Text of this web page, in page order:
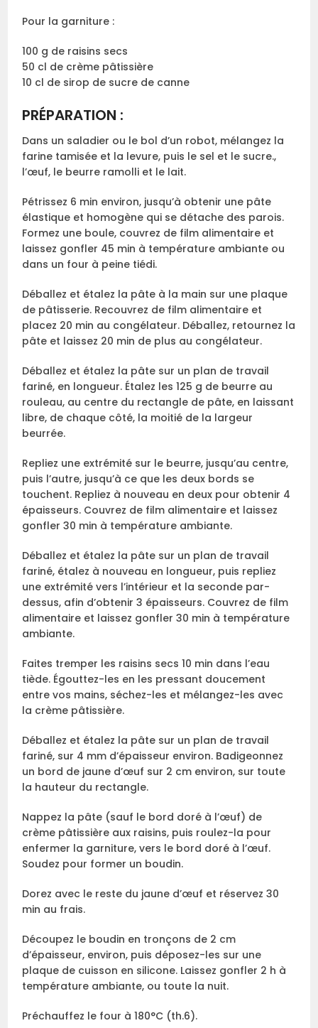
Pour la garniture :
100 g de raisins secs
50 cl de crème pâtissière
10 cl de sirop de sucre de canne
PRÉPARATION :
Dans un saladier ou le bol d’un robot, mélangez la
farine tamisée et la levure, puis le sel et le sucre.,
l’œuf, le beurre ramolli et le lait.
Pétrissez 6 min environ, jusqu’à obtenir une pâte
élastique et homogène qui se détache des parois.
Formez une boule, couvrez de film alimentaire et
laissez gonfler 45 min à température ambiante ou
dans un four à peine tiédi.
Déballez et étalez la pâte à la main sur une plaque
de pâtisserie. Recouvrez de film alimentaire et
placez 20 min au congélateur. Déballez, retournez la
pâte et laissez 20 min de plus au congélateur.
Déballez et étalez la pâte sur un plan de travail
fariné, en longueur. Étalez les 125 g de beurre au
rouleau, au centre du rectangle de pâte, en laissant
libre, de chaque côté, la moitié de la largeur
beurrée.
Repliez une extrémité sur le beurre, jusqu’au centre,
puis l’autre, jusqu’à ce que les deux bords se
touchent. Repliez à nouveau en deux pour obtenir 4
épaisseurs. Couvrez de film alimentaire et laissez
gonfler 30 min à température ambiante.
Déballez et étalez la pâte sur un plan de travail
fariné, étalez à nouveau en longueur, puis repliez
une extrémité vers l’intérieur et la seconde par-
dessus, afin d’obtenir 3 épaisseurs. Couvrez de film
alimentaire et laissez gonfler 30 min à température
ambiante.
Faites tremper les raisins secs 10 min dans l’eau
tiède. Égouttez-les en les pressant doucement
entre vos mains, séchez-les et mélangez-les avec
la crème pâtissière.
Déballez et étalez la pâte sur un plan de travail
fariné, sur 4 mm d’épaisseur environ. Badigeonnez
un bord de jaune d’œuf sur 2 cm environ, sur toute
la hauteur du rectangle.
Nappez la pâte (sauf le bord doré à l’œuf) de
crème pâtissière aux raisins, puis roulez-la pour
enfermer la garniture, vers le bord doré à l’œuf.
Soudez pour former un boudin.
Dorez avec le reste du jaune d’œuf et réservez 30
min au frais.
Découpez le boudin en tronçons de 2 cm
d’épaisseur, environ, puis déposez-les sur une
plaque de cuisson en silicone. Laissez gonfler 2 h à
température ambiante, ou toute la nuit.
Préchauffez le four à 180°C (th.6).